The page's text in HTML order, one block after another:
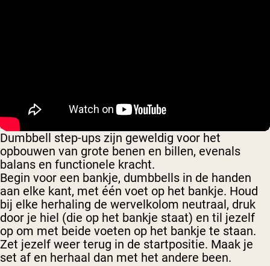
Dumbbell step-ups zijn geweldig voor het
opbouwen van grote benen en billen, evenals
balans en functionele kracht.
Begin voor een bankje, dumbbells in de handen
aan elke kant, met één voet op het bankje. Houd
bij elke herhaling de wervelkolom neutraal, druk
door je hiel (die op het bankje staat) en til jezelf
op om met beide voeten op het bankje te staan.
Zet jezelf weer terug in de startpositie. Maak je
set af en herhaal dan met het andere been.